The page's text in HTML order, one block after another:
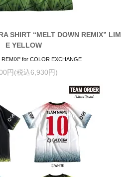
SHIRT “MELT DOWN REMIX” LIM
E YELLOW
REMIX" for COLOR EXCHANGE
円(税込6,930円)